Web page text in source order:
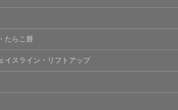
院予約、医療サービスの提供、医療関
供のため
提供に関する他の医療機関、検査機関
連携のため
目的とした医療サービス・販売する医
る患者様へのアンケートの送受信及び
対応のため
たらこ唇
イスライン・リフトアップ